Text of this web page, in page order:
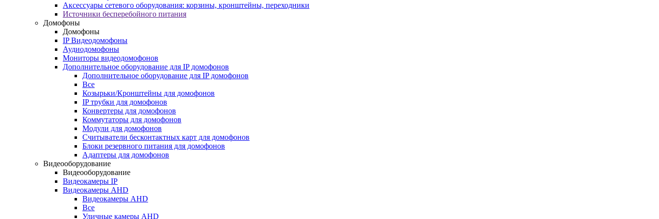
Аксессуары сетевого оборудования: корзины, кронштейны, переходники
Источники бесперебойного питания
Домофоны
Домофоны
IP Видеодомофоны
Аудиодомофоны
Мониторы видеодомофонов
Дополнительное оборудование для IP домофонов
Дополнительное оборудование для IP домофонов
Все
Козырьки/Кронштейны для домофонов
IP трубки для домофонов
Конвертеры для домофонов
Коммутаторы для домофонов
Модули для домофонов
Считыватели бесконтактных карт для домофонов
Блоки резервного питания для домофонов
Адаптеры для домофонов
Видеооборудование
Видеооборудование
Видеокамеры IP
Видеокамеры AHD
Видеокамеры AHD
Все
Уличные камеры AHD